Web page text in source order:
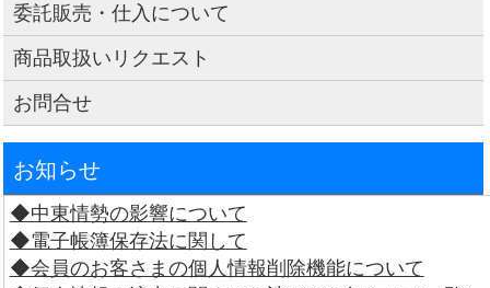
委託販売・仕入について
商品取扱いリクエスト
お問合せ
お知らせ
◆中東情勢の影響について
◆電子帳簿保存法に関して
◆会員のお客さまの個人情報削除機能について